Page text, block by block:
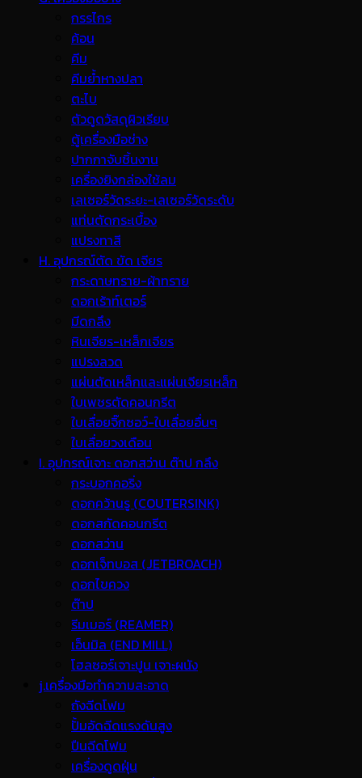
กรรไกร
ค้อน
คีม
คีมย้ำหางปลา
ตะไบ
ตัวดูดวัสดุผิวเรียบ
ตู้เครื่องมือช่าง
ปากกาจับชิ้นงาน
เครื่องยิงกล่องใช้ลม
เลเซอร์วัดระยะ-เลเซอร์วัดระดับ
แท่นตัดกระเบื้อง
แปรงทาสี
H. อุปกรณ์ตัด ขัด เจียร
กระดาษทราย-ผ้าทราย
ดอกเร้าท์เตอร์
มีดกลึง
หินเจียร-เหล็กเจียร
แปรงลวด
แผ่นตัดเหล็กและแผ่นเจียรเหล็ก
ใบเพชรตัดคอนกรีต
ใบเลื่อยจิ๊กซอว์-ใบเลื่อยอื่นๆ
ใบเลื่อยวงเดือน
I. อุปกรณ์เจาะ ดอกสว่าน ต๊าป กลึง
กระบอกคอริ่ง
ดอกคว้านรู (COUTERSINK)
ดอกสกัดคอนกรีต
ดอกสว่าน
ดอกเจ็ทบอส (JETBROACH)
ดอกไขควง
ต๊าป
รีมเมอร์ (REAMER)
เอ็นมิล (END MILL)
โฮลซอร์เจาะปูน เจาะผนัง
j.เครื่องมือทำความสะอาด
ถังฉีดโฟม
ปั้มอัดฉีดแรงดันสูง
ปืนฉีดโฟม
เครื่องดูดฝุ่น